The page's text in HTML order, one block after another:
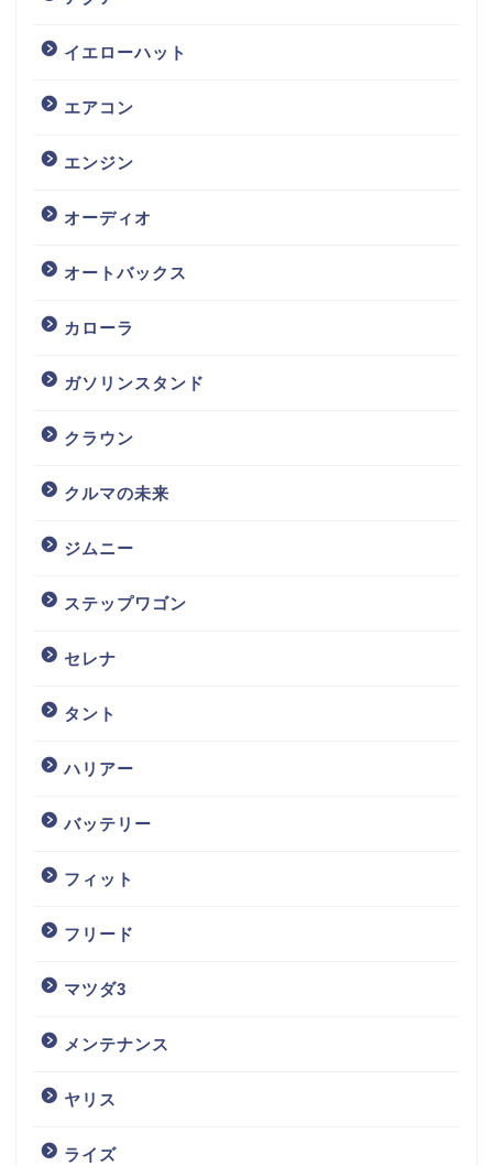
イエローハット
エアコン
エンジン
オーディオ
オートバックス
カローラ
ガソリンスタンド
クラウン
クルマの未来
ジムニー
ステップワゴン
セレナ
タント
ハリアー
バッテリー
フィット
フリード
マツダ3
メンテナンス
ヤリス
ライズ